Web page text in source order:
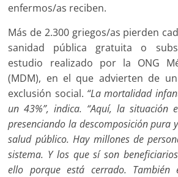
enfermos/as reciben.
Más de 2.300 griegos/as pierden
sanidad pública gratuita o
estudio realizado por la ONG
(MDM), en el que advierten de
exclusión social. “La mortalidad
un 43%”, indica. “Aquí, la situación
presenciando la descomposición pura
salud público. Hay millones de
sistema. Y los que sí son
ello porque está cerrado.